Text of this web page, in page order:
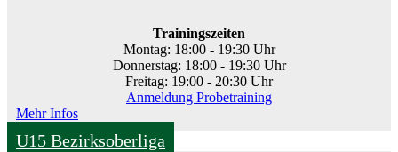
Trainingszeiten
Montag: 18:00 - 19:30 Uhr
Donnerstag: 18:00 - 19:30 Uhr
Freitag: 19:00 - 20:30 Uhr
Anmeldung Probetraining
Mehr Infos
U15 Bezirksoberliga